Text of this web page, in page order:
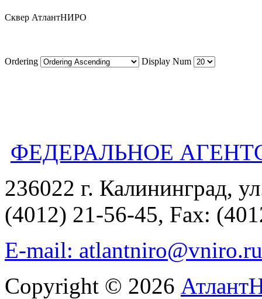
Сквер АтлантНИРО
Ordering Display Num
ФЕДЕРАЛЬНОЕ
236022 г. Калининград,
(4012) 21-56-45, Fax:
E-mail: atlantniro@vniro.ru
Copyright © 2026